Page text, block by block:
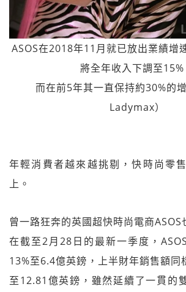
ASOS在2018年11月就已放出業績增
將全年收入下調至15%
而在前5年其一直保持約30%的
Ladymax）
年輕消費者越來越挑剔，快時尚零
上。
曾一路狂奔的英國超快時尚電商ASOS
在截至2月28日的最新一季度，
13%至6.4億英鎊，上半財年銷售額同
至12.81億英鎊，雖然延續了一貫的